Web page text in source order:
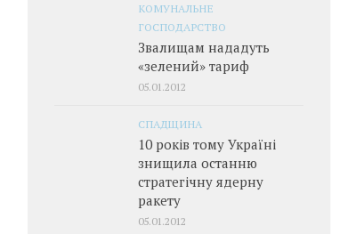
КОМУНАЛЬНЕ
ГОСПОДАРСТВО
Звалищам нададуть
«зелений» тариф
05.01.2012
СПАДЩИНА
10 років тому Україні
знищила останню
стратегічну ядерну
ракету
05.01.2012